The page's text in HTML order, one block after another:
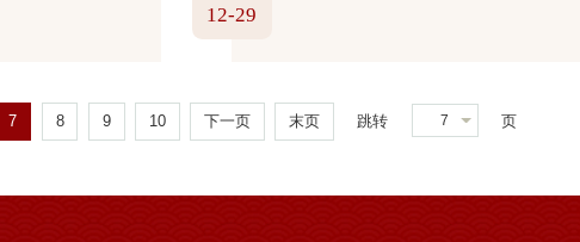
12-29
7 8 9 10 下一页 末页 跳转 7 页